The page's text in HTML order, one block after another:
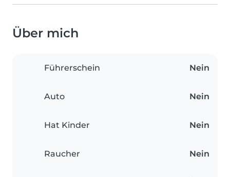
Über mich
Führerschein Nein
Auto Nein
Hat Kinder Nein
Raucher Nein